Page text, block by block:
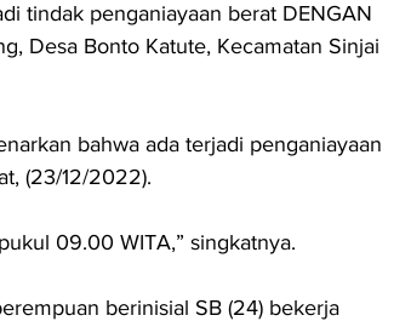
tindak penganiayaan berat DENGAN
Desa Bonto Katute, Kecamatan Sinjai
bahwa ada terjadi penganiayaan
(23/12/2022).
09.00 WITA,” singkatnya.
berinisial SB (24) bekerja